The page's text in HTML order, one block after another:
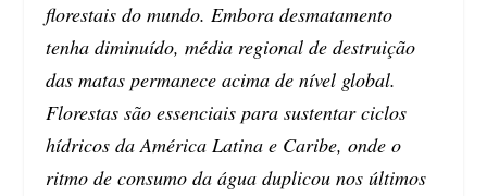
florestais do mundo. Embora desmatamento
tenha diminuído, média regional de destruição
das matas permanece acima de nível global.
Florestas são essenciais para sustentar ciclos
hídricos da América Latina e Caribe, onde o
ritmo de consumo da água duplicou nos últimos